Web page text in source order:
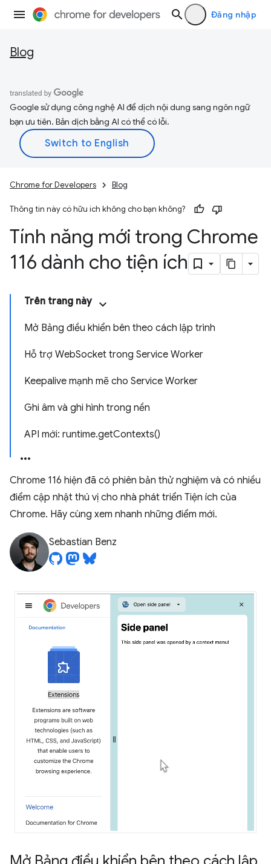
Đăng nhập
Blog
Google sử dụng công nghệ AI để dịch nội dung sang ngôn ngữ
bạn ưu tiên. Bản dịch bằng AI có thể có lỗi.
Chrome for Developers Blog
Thông tin này có hữu ích không cho bạn không?
Tính năng mới trong Chrome
116 dành cho tiện ích
Trên trang này
Mở Bảng điều khiển bên theo cách lập trình
Hỗ trợ WebSocket trong Service Worker
Keepalive mạnh mẽ cho Service Worker
Ghi âm và ghi hình trong nền
API mới: runtime.getContexts()
Chrome 116 hiện đã có phiên bản thử nghiệm và có nhiều
điểm cập nhật thú vị cho nhà phát triển Tiện ích của
Chrome. Hãy cùng xem nhanh những điểm mới.
Sebastian Benz